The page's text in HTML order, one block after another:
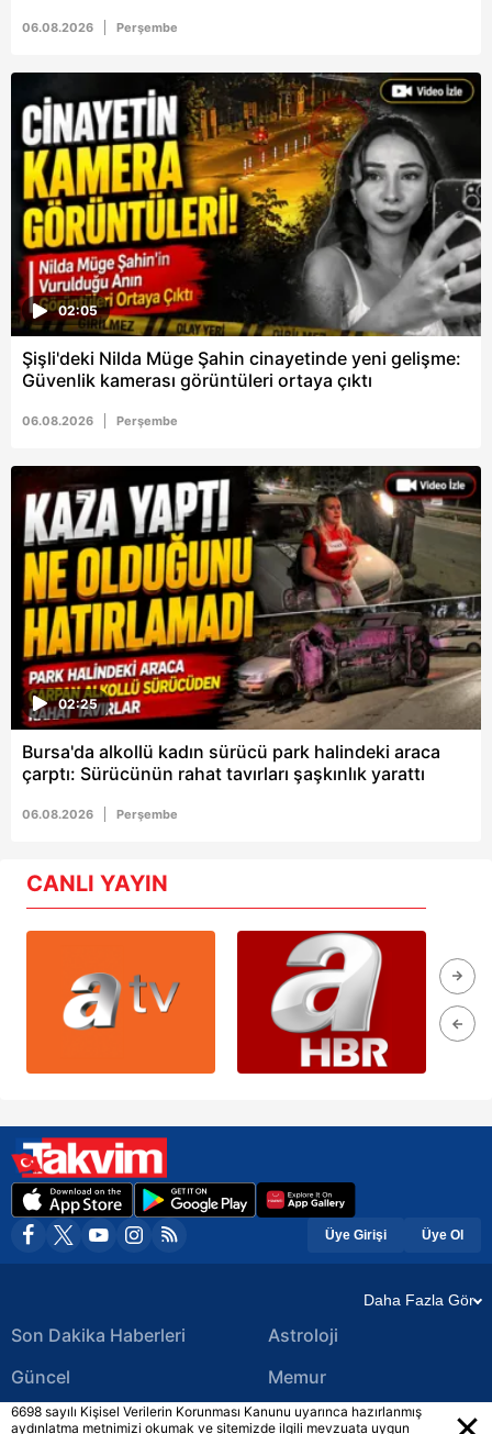
hazırlanmış Aydınlatma Metnimizi okumak ve sitemizde
ilgili mevzuata uygun olarak kullanılan çerezlerle ilgili bilgi
almak için lütfentıklayınız.
06.08.2026 Perşembe
02:05
Şişli'deki Nilda Müge Şahin cinayetinde yeni gelişme:
Güvenlik kamerası görüntüleri ortaya çıktı
06.08.2026 Perşembe
02:25
Bursa'da alkollü kadın sürücü park halindeki araca
çarptı: Sürücünün rahat tavırları şaşkınlık yarattı
06.08.2026 Perşembe
CANLI YAYIN
Üye Girişi Üye Ol
Daha Fazla Gör
Son Dakika Haberleri
Güncel
Ekonomi Haberleri
Astroloji
Memur
Yerel Haberler
6698 sayılı Kişisel Verilerin Korunması Kanunu uyarınca hazırlanmış
aydınlatma metnimizi okumak ve sitemizde ilgili mevzuata uygun